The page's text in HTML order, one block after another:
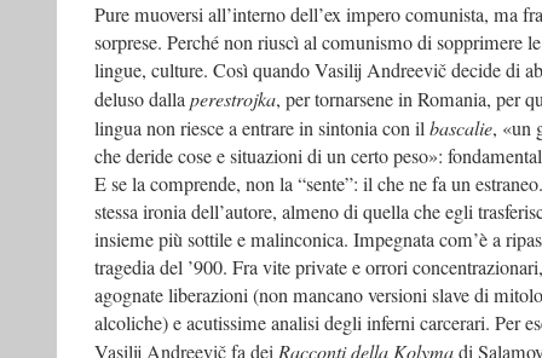
Pure muoversi all’interno dell’ex impero comunista, ma
sorprese. Perché non riuscì al comunismo di sopprimere
lingue, culture. Così quando Vasilij Andreevič decide di
deluso dallaperestrojka, per tornarsene in Romania, per
lingua non riesce a entrare in sintonia con ilbascalie, «un
che deride cose e situazioni di un certo peso»:
E se la comprende, non la “sente”: il che ne fa un
stessa ironia dell’autore, almeno di quella che egli
insieme più sottile e malinconica. Impegnata com’è a
tragedia del ’900. Fra vite private e orrori
agognate liberazioni (non mancano versioni slave di
alcoliche) e acutissime analisi degli inferni carcerari. Per
Vasilij Andreevič fa dei Racconti della Kolymadi